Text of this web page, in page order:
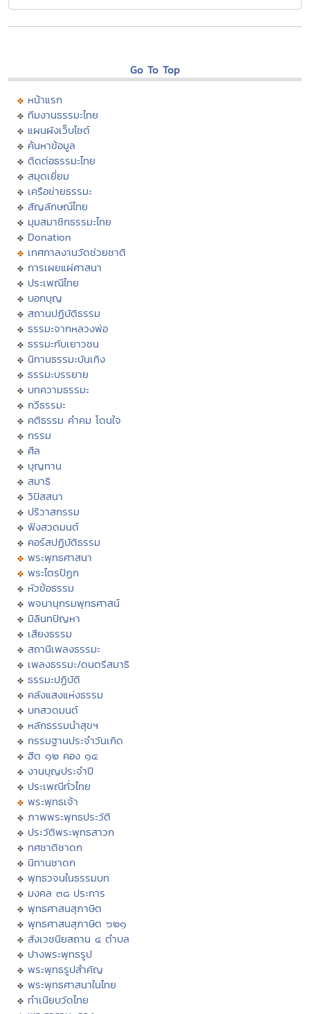
Go To Top
หน้าแรก
ทีมงานธรรมะไทย
แผนผังเว็บไซต์
ค้นหาข้อมูล
ติดต่อธรรมะไทย
สมุดเยี่ยม
เครือข่ายธรรมะ
สัญลักษณ์ไทย
มุมสมาชิกธรรมะไทย
Donation
เทศกาลงานวัดช่วยชาติ
การเผยแผ่ศาสนา
ประเพณีไทย
บอกบุญ
สถานปฏิบัติธรรม
ธรรมะจากหลวงพ่อ
ธรรมะกับเยาวชน
นิทานธรรมะบันเทิง
ธรรมะบรรยาย
บทความธรรมะ
กวีธรรมะ
คติธรรม คำคม โดนใจ
กรรม
ศีล
บุญทาน
สมาธิ
วิปัสสนา
ปริวาสกรรม
ฟังสวดมนต์
คอร์สปฏิบัติธรรม
พระพุทธศาสนา
พระไตรปิฏก
หัวข้อธรรม
พจนานุกรมพุทธศาสน์
มิลินทปัญหา
เสียงธรรม
สถานีเพลงธรรมะ
เพลงธรรมะ/ดนตรีสมาธิ
ธรรมะปฏิบัติ
คลังแสงแห่งธรรม
บทสวดมนต์
หลักธรรมนำสุขฯ
กรรมฐานประจำวันเกิด
ฮีต ๑๒ คอง ๑๔
งานบุญประจำปี
ประเพณีทั่วไทย
พระพุทธเจ้า
ภาพพระพุทธประวัติ
ประวัติพระพุทธสาวก
ทศชาติชาดก
นิทานชาดก
พุทธวจนในธรรมบท
มงคล ๓๘ ประการ
พุทธศาสนสุภาษิต
พุทธศาสนสุภาษิต ๖๒๑
สังเวชนียสถาน ๔ ตำบล
ปางพระพุทธรูป
พระพุทธรูปสำคัญ
พระพุทธศาสนาในไทย
ทำเนียบวัดไทย